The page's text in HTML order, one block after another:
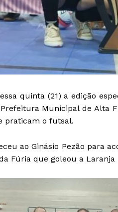
quinta (21) a edição
Municipal de Alta
praticam o futsal.
ao Ginásio Pezão para
Fúria que goleou a